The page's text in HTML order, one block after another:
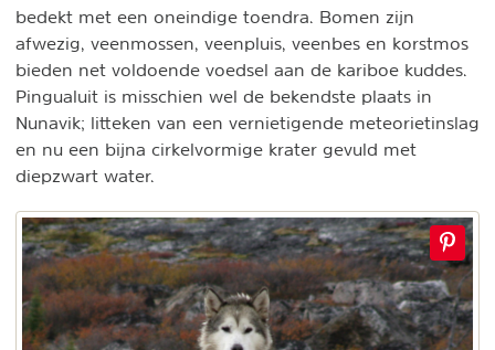
bedekt met een oneindige toendra. Bomen zijn
afwezig, veenmossen, veenpluis, veenbes en korstmos
bieden net voldoende voedsel aan de kariboe kuddes.
Pingualuit is misschien wel de bekendste plaats in
Nunavik; litteken van een vernietigende meteorietinslag
en nu een bijna cirkelvormige krater gevuld met
diepzwart water.